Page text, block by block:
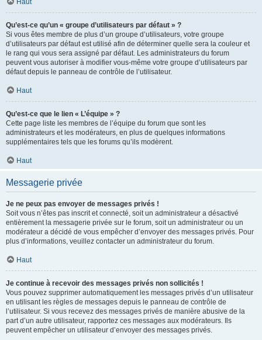
Haut
Qu’est-ce qu’un « groupe d’utilisateurs par défaut » ?
Si vous êtes membre de plus d’un groupe d’utilisateurs, votre groupe
d’utilisateurs par défaut est utilisé afin de déterminer quelle sera la couleur et
le rang qui vous sera assigné par défaut. Les administrateurs du forum
peuvent vous autoriser à modifier vous-même votre groupe d’utilisateurs par
défaut depuis le panneau de contrôle de l’utilisateur.
Haut
Qu’est-ce que le lien « L’équipe » ?
Cette page liste les membres de l’équipe du forum que sont les
administrateurs et les modérateurs, en plus de quelques informations
supplémentaires tels que les forums qu’ils modèrent.
Haut
Messagerie privée
Je ne peux pas envoyer de messages privés !
Soit vous n’êtes pas inscrit et connecté, soit un administrateur a désactivé
entièrement la messagerie privée sur le forum, soit un administrateur ou un
modérateur a décidé de vous empêcher d’envoyer des messages privés. Pour
plus d’informations, veuillez contacter un administrateur du forum.
Haut
Je continue à recevoir des messages privés non sollicités !
Vous pouvez supprimer automatiquement les messages privés d’un utilisateur
en utilisant les règles de messages depuis le panneau de contrôle de
l’utilisateur. Si vous recevez des messages privés de manière abusive de la
part d’un autre utilisateur, rapportez ces messages aux modérateurs. Ils
peuvent empêcher un utilisateur d’envoyer des messages privés.